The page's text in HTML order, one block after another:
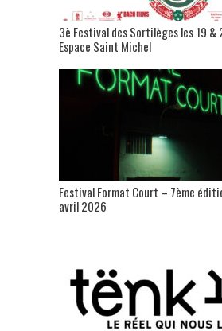
3è Festival des Sortilèges les 19 &
Espace Saint Michel
Festival Format Court – 7ème
avril 2026